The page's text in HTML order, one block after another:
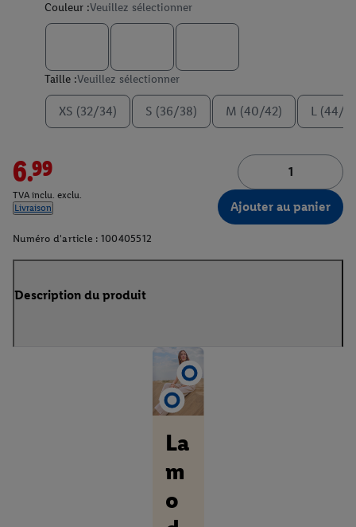
Couleur :Veuillez sélectionner
Taille :Veuillez sélectionner
XS (32/34) S (36/38) M (40/42) L (44/
6.99
TVA inclu. exclu.
Livraison
Ajouter au panier
Numéro d'article : 100405512
Description du produit
La
m
o